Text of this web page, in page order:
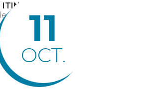
9h30 à 12h15
11
OCT.